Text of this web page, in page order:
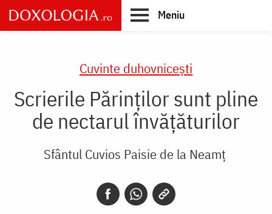
Skip
to
main
Meniu
Cuvinte duhovnicești
Scrierile Părinților sunt pline
de nectarul învățăturilor
Sfântul Cuvios Paisie de la Neamț